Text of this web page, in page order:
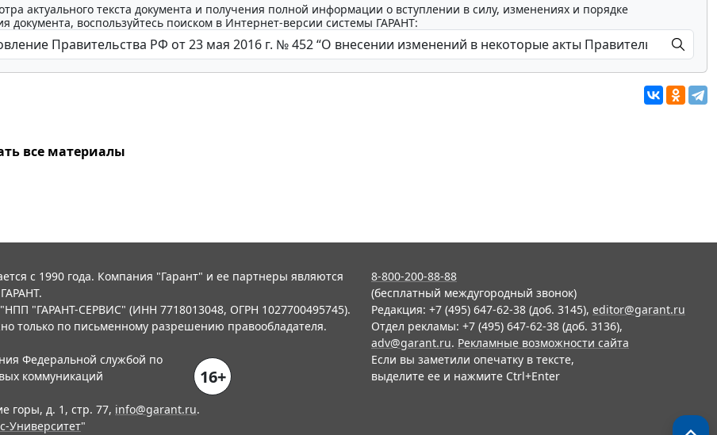
актуального текста документа и получения полной информации о вступлении в силу, изменениях и порядке
документа, воспользуйтесь поиском в Интернет-версии системы ГАРАНТ:
все материалы
с 1990 года. Компания "Гарант" и ее партнеры являются
"ГАРАНТ-СЕРВИС" (ИНН 7718013048, ОГРН 1027700495745).
только по письменному разрешению правообладателя.
Федеральной службой по
коммуникаций
16+
горы, д. 1, стр. 77, info@garant.ru.
Университет"
8-800-200-88-88
(бесплатный междугородный звонок)
Редакция: +7 (495) 647-62-38 (доб. 3145), editor@garant.ru
Отдел рекламы: +7 (495) 647-62-38 (доб. 3136),
adv@garant.ru. Рекламные возможности сайта
Если вы заметили опечатку в тексте,
выделите ее и нажмите Ctrl+Enter